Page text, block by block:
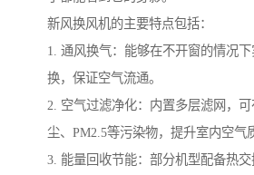
新风换风机的主要特点包括：
1. 通风换气：能够在不开窗的情况
换，保证空气流通。
2. 空气过滤净化：内置多层滤网，
尘、PM2.5等污染物，提升室内空气
3. 能量回收节能：部分机型配备热